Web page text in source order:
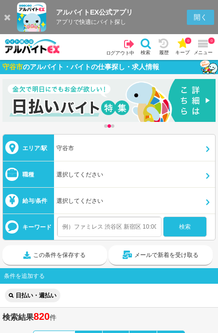
アルバイトEX公式アプリ
アプリで快適にバイト探し
開く
ログアウト中 検索 履歴 キープ
0
メニュー
0
守谷市のアルバイト・バイトの仕事探し・求人情報
エリア/駅 守谷市
職種 選択してください
給与/条件 選択してください
キーワード
この条件を保存する メールで新着を受け取る
条件を追加する
日払い・週払い
検索結果820件